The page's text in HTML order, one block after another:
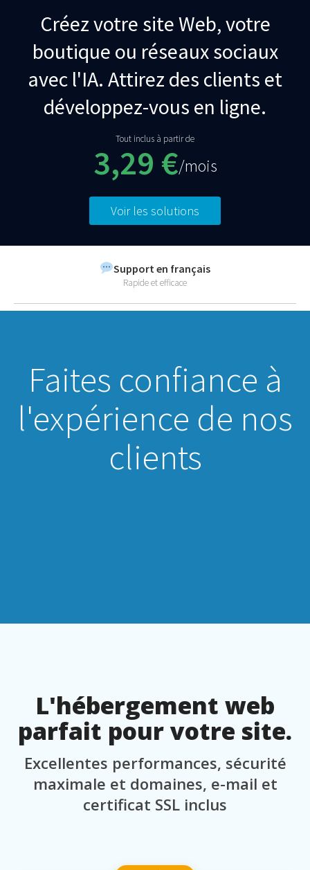
Créez votre site Web, votre
boutique ou réseaux sociaux
avec l'IA. Attirez des clients et
développez-vous en ligne.
Tout inclus à partir de
3,29 €/mois
Voir les solutions
Support en français
Rapide et efficace
Faites confiance à
l'expérience de nos
clients
L'hébergement web
parfait pour votre site.
Excellentes performances, sécurité
maximale et domaines, e-mail et
certificat SSL inclus